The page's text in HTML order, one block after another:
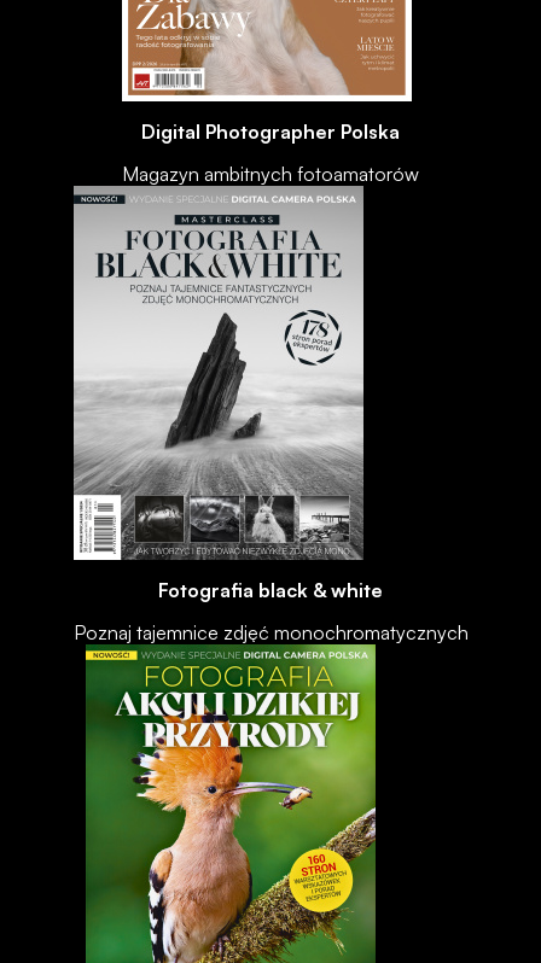
Digital Photographer Polska
Magazyn ambitnych fotoamatorów
Fotografia black & white
Poznaj tajemnice zdjęć monochromatycznych